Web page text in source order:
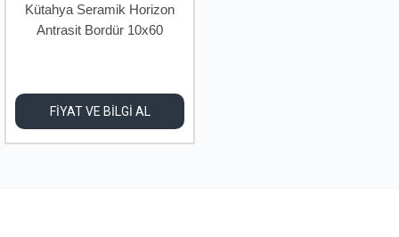
Kütahya Seramik Horizon
Antrasit Bordür 10x60
FİYAT VE BİLGİ AL